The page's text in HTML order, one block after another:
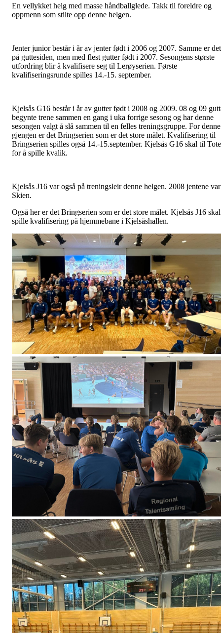
En vellykket helg med masse håndballglede. Takk til foreldre og
oppmenn som stilte opp denne helgen.
Jenter junior består i år av jenter født i 2006 og 2007. Samme er det
på guttesiden, men med flest gutter født i 2007. Sesongens største
utfordring blir å kvalifisere seg til Lerøyserien. Første
kvalifiseringsrunde spilles 14.-15. september.
Kjelsås G16 består i år av gutter født i 2008 og 2009. 08 og 09
begynte trene sammen en gang i uka forrige sesong og har denne
sesongen valgt å slå sammen til en felles treningsgruppe. For denne
gjengen er det Bringserien som er det store målet. Kvalifisering til
Bringserien spilles også 14.-15.september. Kjelsås G16 skal til
for å spille kvalik.
Kjelsås J16 var også på treningsleir denne helgen. 2008 jentene
Skien.
Også her er det Bringserien som er det store målet. Kjelsås J16 skal
spille kvalifisering på hjemmebane i Kjelsåshallen.